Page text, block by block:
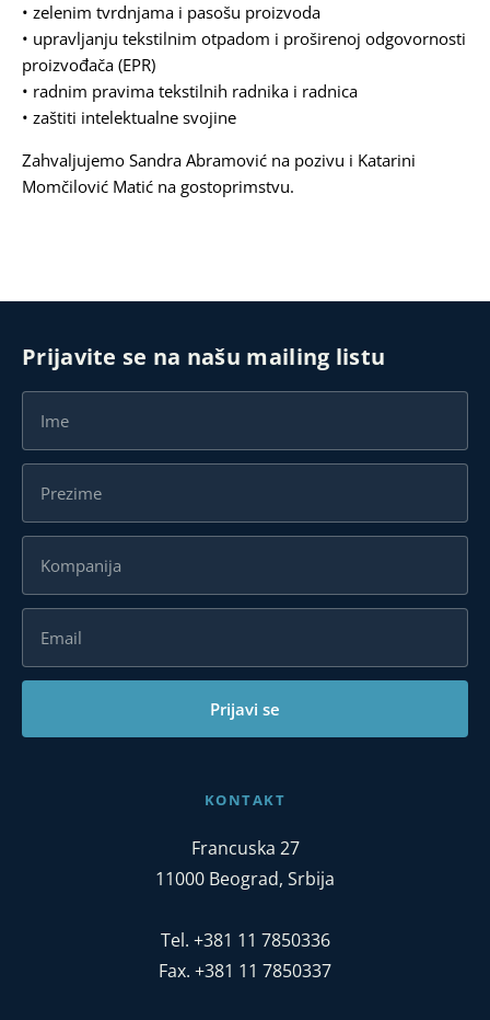
• zelenim tvrdnjama i pasošu proizvoda
• upravljanju tekstilnim otpadom i proširenoj odgovornosti
proizvođača (EPR)
• radnim pravima tekstilnih radnika i radnica
• zaštiti intelektualne svojine
Zahvaljujemo Sandra Abramović na pozivu i Katarini
Momčilović Matić na gostoprimstvu.
Prijavite se na našu mailing listu
Prijavi se
KONTAKT
Francuska 27
11000 Beograd, Srbija
Tel. +381 11 7850336
Fax. +381 11 7850337